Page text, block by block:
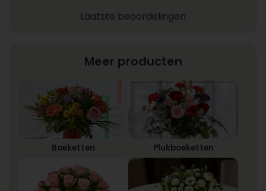
Laatste beoordelingen
Meer producten
Boeketten Plukboeketten